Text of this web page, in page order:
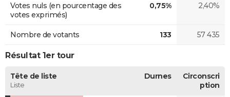
Votes nuls (en pourcentage des
votes exprimés)
0,75% 2,40%
Nombre de votants 133 57 435
Résultat 1er tour
Tête de liste
Liste
Durnes
Circonscri
ption